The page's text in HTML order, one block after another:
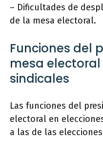
– Dificultades de
de la mesa electoral.
Funciones del
mesa
sindicales
Las funciones del
electoral en
a las de las